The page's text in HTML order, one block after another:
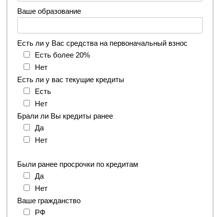
Ваше образование
Есть ли у Вас средства на первоначальный взнос
Есть более 20%
Нет
Есть ли у вас текущие кредиты
Есть
Нет
Брали ли Вы кредиты ранее
Да
Нет
Были ранее просрочки по кредитам
Да
Нет
Ваше гражданство
РФ